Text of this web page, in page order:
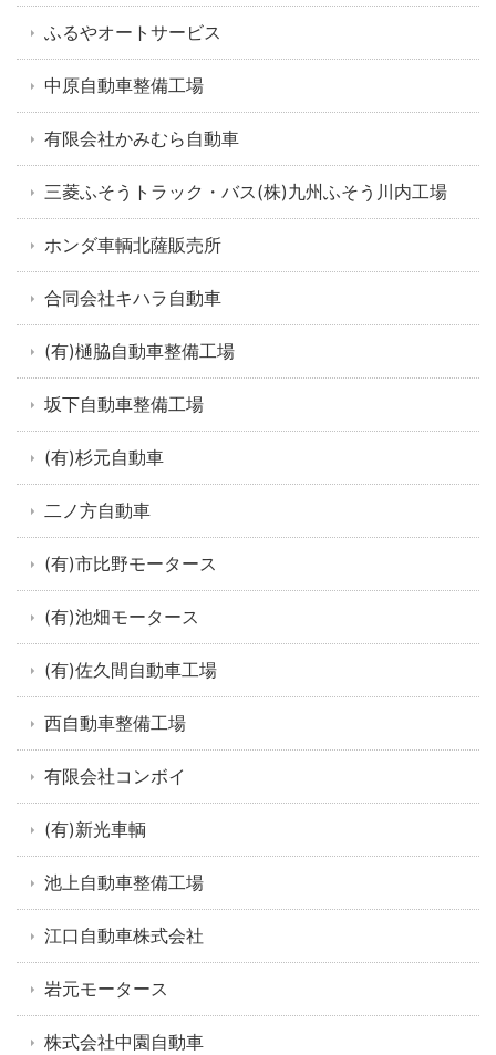
ふるやオートサービス
中原自動車整備工場
有限会社かみむら自動車
三菱ふそうトラック・バス(株)九州ふそう川内工場
ホンダ車輌北薩販売所
合同会社キハラ自動車
(有)樋脇自動車整備工場
坂下自動車整備工場
(有)杉元自動車
二ノ方自動車
(有)市比野モータース
(有)池畑モータース
(有)佐久間自動車工場
西自動車整備工場
有限会社コンボイ
(有)新光車輌
池上自動車整備工場
江口自動車株式会社
岩元モータース
株式会社中園自動車